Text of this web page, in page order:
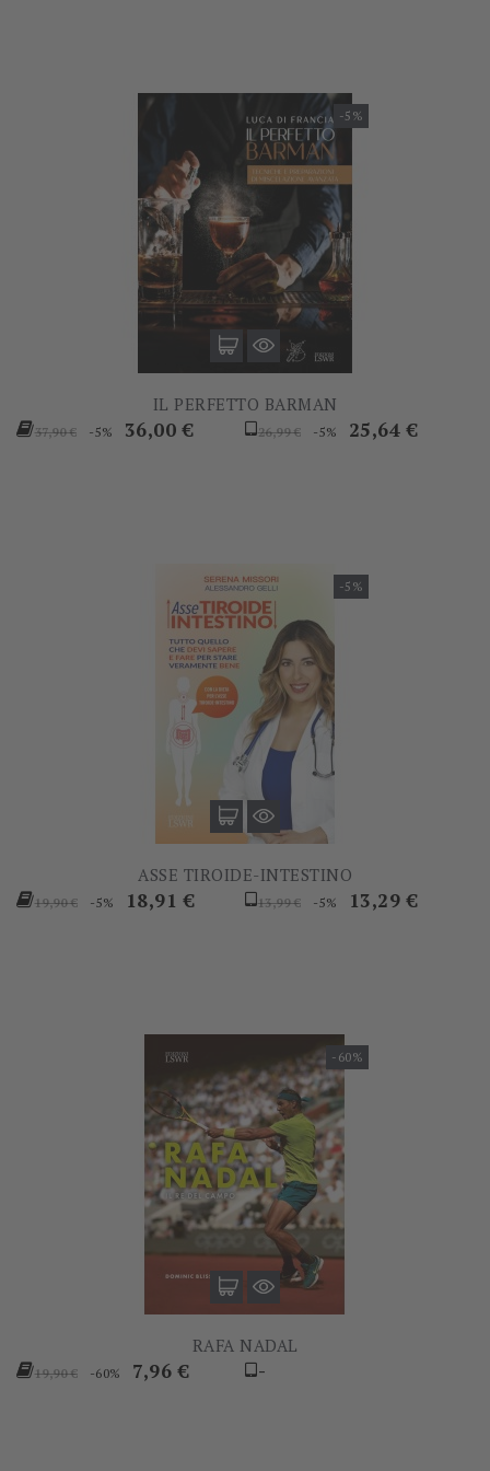
-5%
IL PERFETTO BARMAN
Prezzo
37,90 € -5% Prezzo
36,00 €
Prezzo
26,99 € -5% Prezzo
25,64 €
-5%
ASSE TIROIDE-INTESTINO
Prezzo
19,90 € -5% Prezzo
18,91 €
Prezzo
13,99 € -5% Prezzo
13,29 €
-60%
RAFA NADAL
Prezzo
19,90 € -60% Prezzo
7,96 € -